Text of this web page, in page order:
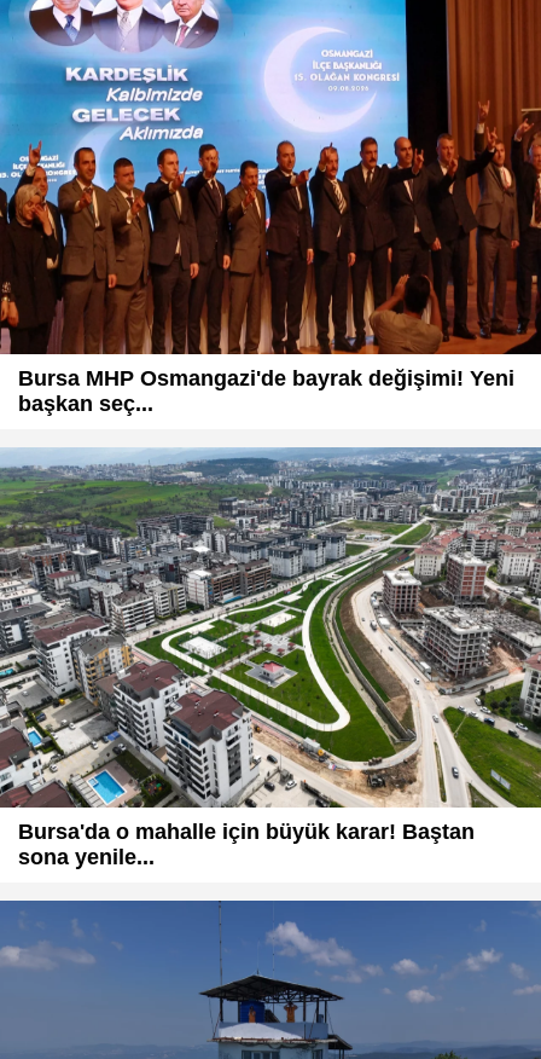
Bursa MHP Osmangazi'de bayrak değişimi! Yeni
başkan seç...
Bursa'da o mahalle için büyük karar! Baştan
sona yenile...